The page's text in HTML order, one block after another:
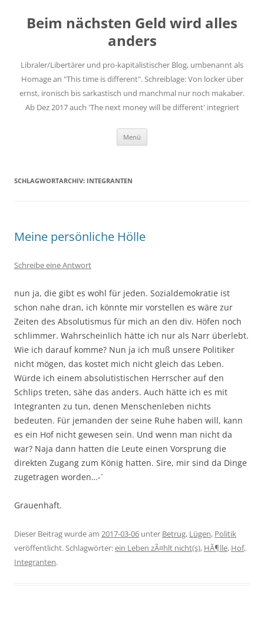
springen
Beim nächsten Geld wird alles
anders
Libraler/Libertärer und pro-kapitalistischer Blog, umbenannt als
Homage an "This time is different". Schreiblage: Von locker über
ernst, ironisch bis sarkastisch und manchmal nur noch makaber.
Ab Dez 2017 auch 'The next money will be different' integriert
Menü
SCHLAGWORTARCHIV: INTEGRANTEN
Meine persönliche Hölle
Schreibe eine Antwort
nun ja, die gibt es wohl für jeden. Sozialdemokratie ist
schon nahe dran, ich könnte mir vorstellen es wäre zur
Zeiten des Absolutismus für mich an den div. Höfen noch
schlimmer. Wahrscheinlich hätte ich nur als Narr überlebt.
Wie ich darauf komme? Nun ja ich muß unsere Politiker
nicht mögen, das kostet mich nicht gleich das Leben.
Würde ich einem absolutistischen Herrscher auf den
Schlips treten, sähe das anders. Auch hätte ich es mit
Integranten zu tun, denen Menschenleben nichts
bedeuten. Für jemanden der seine Ruhe haben will, kann
es ein Hof nicht gewesen sein. Und wenn man nicht da
war? Naja dann hatten die Leute einen Vorsprung die
direkten Zugang zum König hatten. Sire, mir sind da Dinge
zugetragen worden…-´
Grauenhaft.
Dieser Beitrag wurde am 2017-03-06 unter Betrug, Lügen, Politik
veröffentlicht. Schlagwörter:ein Leben zÃ¤hlt nicht(s), HÃ¶lle, Hof,
Integranten.